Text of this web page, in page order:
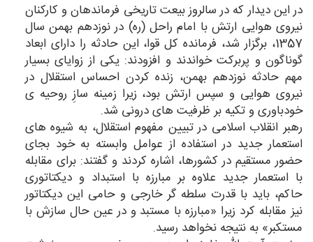
در این دیدار كه در سالروز بیعت تاریخی فرماندهان و كاركنان
نیروی هوایی ارتش با امام راحل (ره) در نوزدهم بهمن سال
1357، برگزار شد، فرمانده كل قوا، این حادثه را دارای ابعاد
گوناگون و پربركت خواندند و افزودند: یكی از زوایای بسیار
مهم حادثه نوزدهم بهمن، زنده كردن احساس استقلال در
نیروی هوایی و سپس ارتش بود، زیرا زمینه سازِ روحیه ی
خودباوری و تكیه بر ظرفیت های درونی شد.
رهبر انقلاب اسلامی در تبیین مفهوم استقلال، به شیوه های
استعمار جدید در استفاده از عوامل وابسته به خود بجای
حضور مستقیم در كشورها، اشاره كردند و گفتند: برای مقابله
با استعمار جدید علاوه بر مبارزه با استبداد و دیكتاتوری
حاكم، باید با قدرت سلطه گر خارجی و حامی این دیكتاتور
نیز مقابله كرد زیرا «مبارزه با مستبد و در عین حال سازش با
مستكبر» به نتیجه نخواهد رسید.